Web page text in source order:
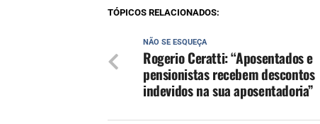
TÓPICOS RELACIONADOS:
NÃO SE ESQUEÇA
Rogerio Ceratti: “Aposentados e
pensionistas recebem descontos
indevidos na sua aposentadoria”